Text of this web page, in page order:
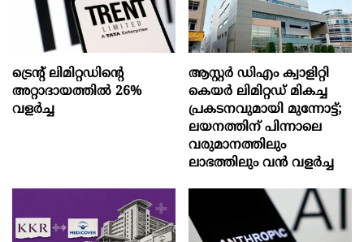
ട്രെന്റ് ലിമിറ്റഡിന്റെ
അറ്റാദായത്തിൽ 26%
വളര്‍ച്ച
ആസ്റ്റർ ഡിഎം ക്വാളിറ്റി
കെയർ ലിമിറ്റഡ് മികച്ച
പ്രകടനവുമായി മുന്നോട്ട്;
ലയനത്തിന് പിന്നാലെ
വരുമാനത്തിലും
ലാഭത്തിലും വൻ വളർച്ച